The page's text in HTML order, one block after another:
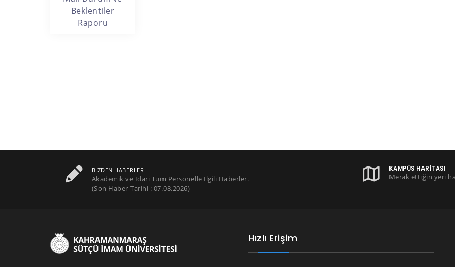
Beklentiler
Raporu
BIZDEN HABERLER
Akademik ve İdari Tüm Personelle İlgili Haberler.
(Son Haber Tarihi : 07.08.2026)
KAMPÜS HARITASI
Merak ettiğin yeri
Hızlı Erişim